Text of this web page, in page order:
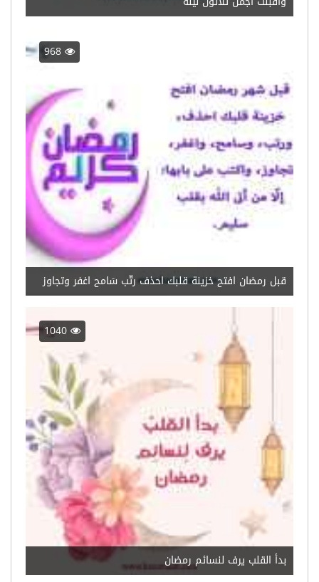
واقبلت اجمل ثلاثون ليلة
968
قبل رمضان افتح خزينة قلبك احذف رتّب سَامح اغفر وتجاوز
1040
بدأ القلب يرف لنسائم رمضان